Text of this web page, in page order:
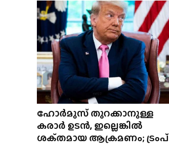
ഹോർമുസ് തുറക്കാനുള്ള
കരാർ ഉടൻ, ഇല്ലെങ്കിൽ
ശക്‌തമായ ആക്രമണം; ട്രംപ്